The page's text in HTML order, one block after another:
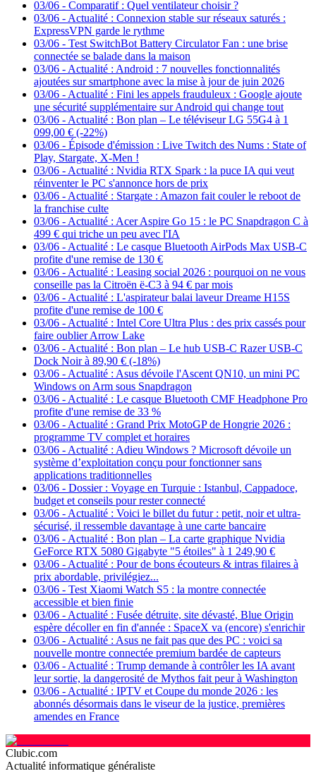
03/06 - Comparatif : Quel ventilateur choisir ?
03/06 - Actualité : Connexion stable sur réseaux saturés :
ExpressVPN garde le rythme
03/06 - Test SwitchBot Battery Circulator Fan : une brise
connectée se balade dans la maison
03/06 - Actualité : Android : 7 nouvelles fonctionnalités
ajoutées sur smartphone avec la mise à jour de juin 2026
03/06 - Actualité : Fini les appels frauduleux : Google ajoute
une sécurité supplémentaire sur Android qui change tout
03/06 - Actualité : Bon plan – Le téléviseur LG 55G4 à 1
099,00 € (-22%)
03/06 - Épisode d'émission : Live Twitch des Nums : State of
Play, Stargate, X-Men !
03/06 - Actualité : Nvidia RTX Spark : la puce IA qui veut
réinventer le PC s'annonce hors de prix
03/06 - Actualité : Stargate : Amazon fait couler le reboot de
la franchise culte
03/06 - Actualité : Acer Aspire Go 15 : le PC Snapdragon C à
499 € qui triche un peu avec l'IA
03/06 - Actualité : Le casque Bluetooth AirPods Max USB-C
profite d'une remise de 130 €
03/06 - Actualité : Leasing social 2026 : pourquoi on ne vous
conseille pas la Citroën ë-C3 à 94 € par mois
03/06 - Actualité : L'aspirateur balai laveur Dreame H15S
profite d'une remise de 100 €
03/06 - Actualité : Intel Core Ultra Plus : des prix cassés pour
faire oublier Arrow Lake
03/06 - Actualité : Bon plan – Le hub USB-C Razer USB-C
Dock Noir à 89,90 € (-18%)
03/06 - Actualité : Asus dévoile l'Ascent QN10, un mini PC
Windows on Arm sous Snapdragon
03/06 - Actualité : Le casque Bluetooth CMF Headphone Pro
profite d'une remise de 33 %
03/06 - Actualité : Grand Prix MotoGP de Hongrie 2026 :
programme TV complet et horaires
03/06 - Actualité : Adieu Windows ? Microsoft dévoile un
système d’exploitation conçu pour fonctionner sans
applications traditionnelles
03/06 - Dossier : Voyage en Turquie : Istanbul, Cappadoce,
budget et conseils pour rester connecté
03/06 - Actualité : Voici le billet du futur : petit, noir et ultra-
sécurisé, il ressemble davantage à une carte bancaire
03/06 - Actualité : Bon plan – La carte graphique Nvidia
GeForce RTX 5080 Gigabyte "5 étoiles" à 1 249,90 €
03/06 - Actualité : Pour de bons écouteurs & intras filaires à
prix abordable, privilégiez...
03/06 - Test Xiaomi Watch S5 : la montre connectée
accessible et bien finie
03/06 - Actualité : Fusée détruite, site dévasté, Blue Origin
espère décoller en fin d'année : SpaceX va (encore) s'enrichir
03/06 - Actualité : Asus ne fait pas que des PC : voici sa
nouvelle montre connectée premium bardée de capteurs
03/06 - Actualité : Trump demande à contrôler les IA avant
leur sortie, la dangerosité de Mythos fait peur à Washington
03/06 - Actualité : IPTV et Coupe du monde 2026 : les
abonnés désormais dans le viseur de la justice, premières
amendes en France
Clubic.com
Actualité informatique généraliste